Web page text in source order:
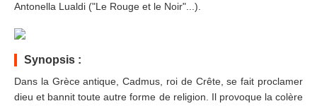
Antonella Lualdi ("Le Rouge et le Noir"...).
Synopsis :
Dans la Grèce antique, Cadmus, roi de Crête, se fait proclamer
dieu et bannit toute autre forme de religion. Il provoque la colère